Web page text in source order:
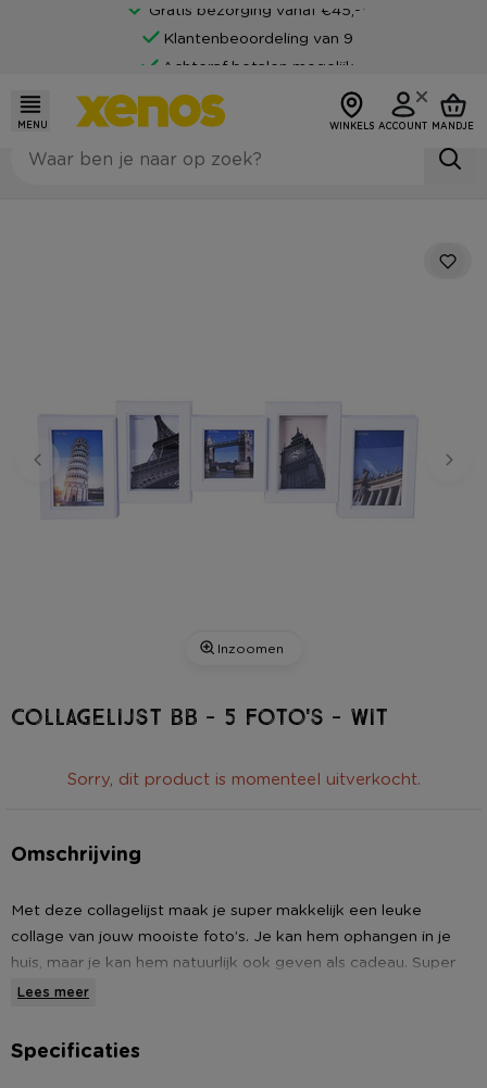
Gratis bezorging vanaf €45,-*
Klantenbeoordeling van 9
Achteraf betalen mogelijk
MENU WINKELS ACCOUNT MANDJE
Inzoomen
Collagelijst BB - 5 foto's - wit
Sorry, dit product is momenteel uitverkocht.
Omschrijving
Met deze collagelijst maak je super makkelijk een leuke
collage van jouw mooiste foto’s. Je kan hem ophangen in je
huis, maar je kan hem natuurlijk ook geven als cadeau. Super
persoonlijk!
Er is plaats voor 4 foto’s van 10x15 cm en 1 foto van 10x10 cm.
De collagelijst is eenvoudig op te hangen met de haakjes op
Lees meer
Specificaties